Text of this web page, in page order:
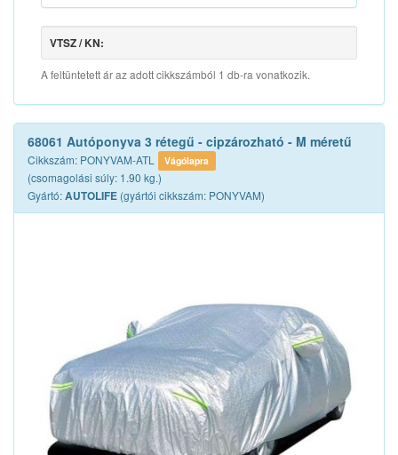
VTSZ / KN:
A feltüntetett ár az adott cikkszámból 1 db-ra vonatkozik.
68061 Autóponyva 3 rétegű - cipzározható - M méretű
Cikkszám: PONYVAM-ATL Vágólapra
(csomagolási súly: 1.90 kg.)
Gyártó:AUTOLIFE (gyártói cikkszám: PONYVAM)